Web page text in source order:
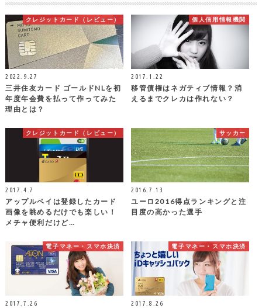
クレジットカード（レビュー）
2022.9.27
三井住友カード ゴールドNLを初
年度年会費を払って作ってみた
理由とは？
個人信用情報機関
2017.1.22
移管債権はネガティブ情報？消
えるまでクレカは作れない？
クレジットカード（レビュー）
2017.4.7
アップルペイは登録したカード
画像を眺めるだけでも楽しい！
メチャ便利だけど…
サッカー
2016.7.13
ユーロ2016得点ランキングと注
目度の高かった選手
電子マネー・スマホ決済
2017.7.26
電子マネー・スマホ決済
2017.8.26